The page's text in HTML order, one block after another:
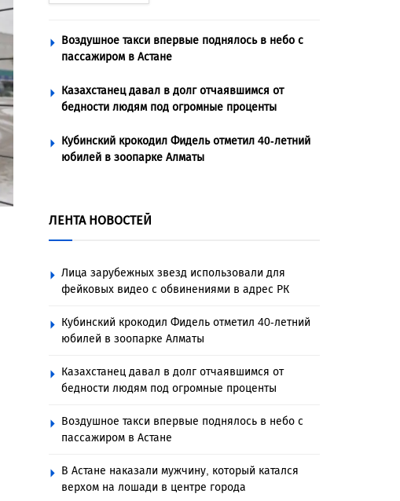
Воздушное такси впервые поднялось в небо с
пассажиром в Астане
Казахстанец давал в долг отчаявшимся от
бедности людям под огромные проценты
Кубинский крокодил Фидель отметил 40-летний
юбилей в зоопарке Алматы
ЛЕНТА НОВОСТЕЙ
Лица зарубежных звезд использовали для
фейковых видео с обвинениями в адрес РК
Кубинский крокодил Фидель отметил 40-летний
юбилей в зоопарке Алматы
Казахстанец давал в долг отчаявшимся от
бедности людям под огромные проценты
Воздушное такси впервые поднялось в небо с
пассажиром в Астане
В Астане наказали мужчину, который катался
верхом на лошади в центре города